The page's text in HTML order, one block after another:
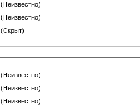
(Неизвестно)
(Неизвестно)
(Скрыт)
(Неизвестно)
(Неизвестно)
(Неизвестно)